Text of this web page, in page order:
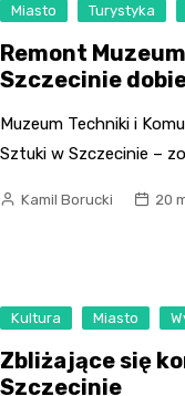
Miasto Turystyka
Remont
Szczecinie
Muzeum Techniki i
Sztuki w Szczecinie –
Kamil Borucki 20
Kultura Miasto
Zbliżające się
Szczecinie